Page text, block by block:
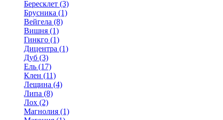
Бересклет (3)
Брусника (1)
Вейгела (8)
Вишня (1)
Гинкго (1)
Дицентра (1)
Дуб (3)
Ель (17)
Клен (11)
Лещина (4)
Липа (8)
Лох (2)
Магнолия (1)